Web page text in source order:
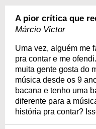
A pior crítica que
Márcio Victor
Uma vez, alguém me
pra contar e me
muita gente gosta do
música desde os 9
bacana e tenho uma
diferente para a
história pra contar?